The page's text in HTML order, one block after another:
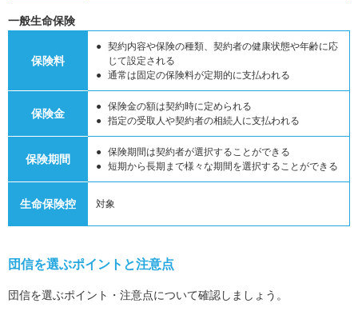
一般生命保険
保険料
契約内容や保険の種類、契約者の健康状態や年齢に応
じて設定される
通常は固定の保険料が定期的に支払われる
保険金
保険金の額は契約時に定められる
指定の受取人や契約者の相続人に支払われる
保険期間
保険期間は契約者が選択することができる
短期から長期まで様々な期間を選択することができる
生命保険控 対象
団信を選ぶポイントと注意点
団信を選ぶポイント・注意点について確認しましょう。